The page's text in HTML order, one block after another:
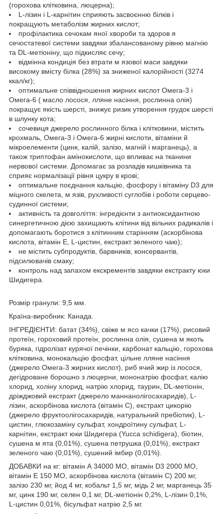
(горохова клітковина, люцерна);
L-лізин і L-карнітин сприяють засвоєнню білків і
покращують метаболізм жирних кислот;
профілактика сечокам яної хвороби та здоров я
сечостатевої системи завдяки збалансованому рівню магнію
та DL-метіоніну, що підкисляє сечу;
відмінна кондиція без втрати м язової маси завдяки
високому вмісту білка (28%) за зниженої калорійності (3274
ккал/кг);
оптимальне співвідношення жирних кислот Омега-3 і
Омега-6 ( масло лосося, лляне насіння, рослинна олія)
покращує якість шерсті, знижує ризик утворення грудок шерсті
в шлунку кота;
сочевиця джерело рослинного білка і клітковини, містить
крохмаль, Омега-3 і Омега-6 жирні кислоти, вітаміни й
мікроелементи (цинк, калій, залізо, магній і марганець), а
також триптофан амінокислоти, що впливає на тканини
нервової системи. Допомагає за розладів кишківника та
сприяє нормалізації рівня цукру в крові;
оптимальне поєднання кальцію, фосфору і вітаміну D3 для
міцного скелета, м язів, рухливості суглобів і роботи серцево-
судинної системи;
активність та довголіття: інгредієнти з антиоксидантною
синергетичною дією захищають клітини від вільних радикалів і
допомагають боротися з клітинним старінням (аскорбінова
кислота, вітамін Е, L-цистин, екстракт зеленого чаю);
не містить субпродуктів, барвників, консервантів,
підсилювачів смаку;
контроль над запахом екскрементів завдяки екстракту юки
Шидигера.
Розмір гранули: 9,5 мм.
Країна-виробник: Канада.
ІНГРЕДІЄНТИ: батат (34%), свіже м ясо качки (17%), рисовий
протеїн, гороховий протеїн, рослинна олія, сушена м якоть
буряка, гідролізат курячої печінки, карбонат кальцію, горохова
клітковина, монокальцію фосфат, цільне лляне насіння
(джерело Омега-3 жирних кислот), риб ячий жир із лосося,
дегідроване борошно з люцерни, мононатрію фосфат, калію
хлорид, холіну хлорид, натрію хлорид, таурин, DL-метіонін,
дріжджовий екстракт (джерело маннанолігосахаридів), L-
лізин, аскорбінова кислота (вітамін С), екстракт цикорію
(джерело фруктоолігосахаридів, натуральний пребіотик), L-
цистин, глюкозаміну сульфат, хондроїтину сульфат, L-
карнітин, екстракт юки Шидигера (Yucca schidigera), біотин,
сушена м ята (0,01%), сушена петрушка (0,01%), екстракт
зеленого чаю (0,01%), сушений імбир (0,01%).
ДОБАВКИ на кг: вітамін А 34000 МО, вітамін D3 2000 МО,
вітамін Е 150 МО, аскорбінова кислота (вітамін С) 200 мг,
залізо 230 мг, йод 4 мг, кобальт 1,5 мг, мідь 2 мг, марганець 35
мг, цинк 190 мг, селен 0,1 мг, DL-метіонін 0,2%, L-лізин 0,1%,
L-цистин 0,01%, бісульфат натрію 2,5 мг.